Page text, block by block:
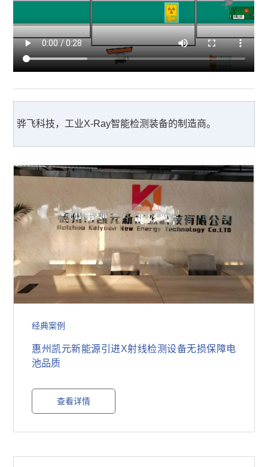
骅飞科技，工业X-Ray智能检测装备的制造商。
经典案例
惠州凯元新能源引进X射线检测设备无损保障电
池品质
查看详情